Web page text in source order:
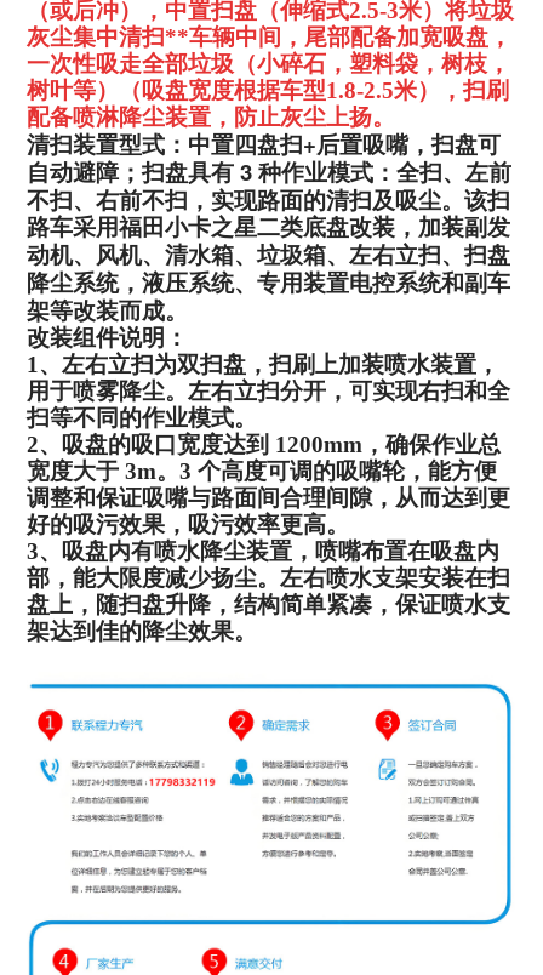
（或后冲），中置扫盘（伸缩式2.5-3米）将垃圾
灰尘集中清扫**车辆中间，尾部配备加宽吸盘，
一次性吸走全部垃圾（小碎石，塑料袋，树枝，
树叶等）（吸盘宽度根据车型1.8-2.5米），扫刷
配备喷淋降尘装置，防止灰尘上扬。
清扫装置型式：中置四盘扫+后置吸嘴，扫盘可
自动避障；扫盘具有 3种作业模式：全扫、左前
不扫、右前不扫，实现路面的清扫及吸尘。该扫
路车采用福田小卡之星二类底盘改装，加装副发
动机、风机、清水箱、垃圾箱、左右立扫、扫盘
降尘系统，液压系统、专用装置电控系统和副车
架等改装而成。
改装组件说明：
1 、左右立扫为双扫盘，扫刷上加装喷水装置，
用于喷雾降尘。左右立扫分开，可实现右扫和全
扫等不同的作业模式。
2、吸盘的吸口宽度达到 1200mm ，确保作业总
宽度大于 3m。3个高度可调的吸嘴轮，能方便
调整和保证吸嘴与路面间合理间隙，从而达到 更
好的吸污效果，吸污效率更高。
3、吸盘内有喷水降尘装置，喷嘴布置在吸盘内
部，能大限度减少扬尘。左右喷水支架安装在扫
盘上，随扫盘升降，结构简单紧凑，保证喷水支
架达到佳的降尘效果。